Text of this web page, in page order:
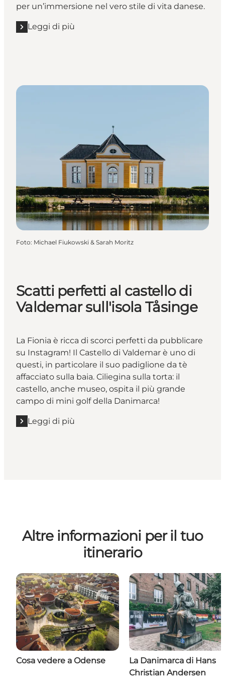
per un’immersione nel vero stile di vita danese.
Leggi di più
Leggi di più "A spasso per Ærø e le altre isole della
Foto: Michael Fiukowski & Sarah Moritz
Scatti perfetti al castello di
Valdemar sull'isola Tåsinge
La Fionia è ricca di scorci perfetti da pubblicare
su Instagram! Il Castello di Valdemar è uno di
questi, in particolare il suo padiglione da tè
affacciato sulla baia. Ciliegina sulla torta: il
castello, anche museo, ospita il più grande
campo di mini golf della Danimarca!
Leggi di più
Leggi di più "Scatti perfetti al castello di Valdemar
Altre informazioni per il tuo
itinerario
Cosa vedere a Odense
La Danimarca di Hans
Christian Andersen